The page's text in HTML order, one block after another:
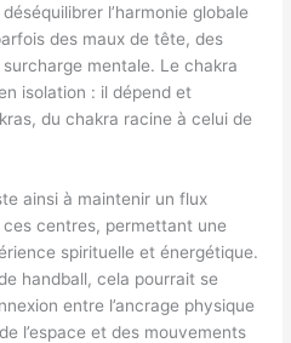
l’harmonie globale
des maux de tête, des
mentale. Le chakra
isolation : il dépend et
du chakra racine à celui de
ainsi à maintenir un flux
centres, permettant une
spirituelle et énergétique.
handball, cela pourrait se
entre l’ancrage physique
l’espace et des mouvements